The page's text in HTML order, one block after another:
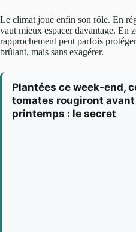
Le climat joue enfin son rôle. En
vaut mieux espacer davantage. En
rapprochement peut parfois
brûlant, mais sans exagérer.
Plantées ce week-end,
tomates rougiront
printemps : le secret